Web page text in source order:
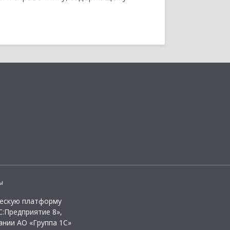
платформу
8»,
АО «Группа 1С»